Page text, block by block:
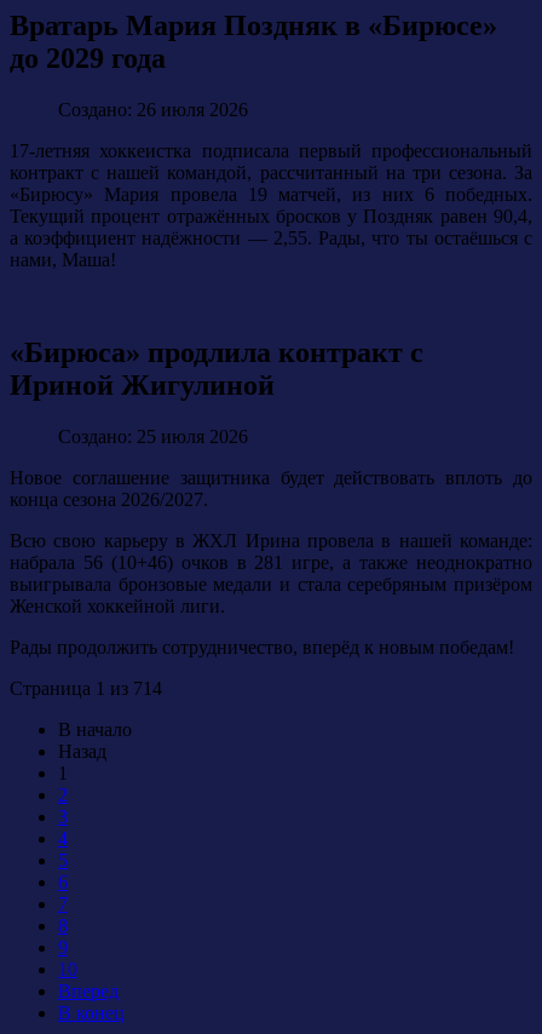
Вратарь Мария Поздняк в «Бирюсе»
до 2029 года
Создано: 26 июля 2026
17-летняя хоккеистка подписала первый профессиональный
контракт с нашей командой, рассчитанный на три сезона. За
«Бирюсу» Мария провела 19 матчей, из них 6 победных.
Текущий процент отражённых бросков у Поздняк равен 90,4,
а коэффициент надёжности — 2,55. Рады, что ты остаёшься с
нами, Маша!
«Бирюса» продлила контракт с
Ириной Жигулиной
Создано: 25 июля 2026
Новое соглашение защитника будет действовать вплоть до
конца сезона 2026/2027.
Всю свою карьеру в ЖХЛ Ирина провела в нашей команде:
набрала 56 (10+46) очков в 281 игре, а также неоднократно
выигрывала бронзовые медали и стала серебряным призёром
Женской хоккейной лиги.
Рады продолжить сотрудничество, вперёд к новым победам!
Страница 1 из 714
В начало
Назад
1
2
3
4
5
6
7
8
9
10
Вперед
В конец